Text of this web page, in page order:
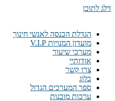
דלג לתוכן
הגדלת הכנסה לאנשי חינוך
מועדון המנויות V.I.P
מערכי שיעור
אודותיי
צרו קשר
בלוג
ספר המערכים הגדול
ערכות מוכנות